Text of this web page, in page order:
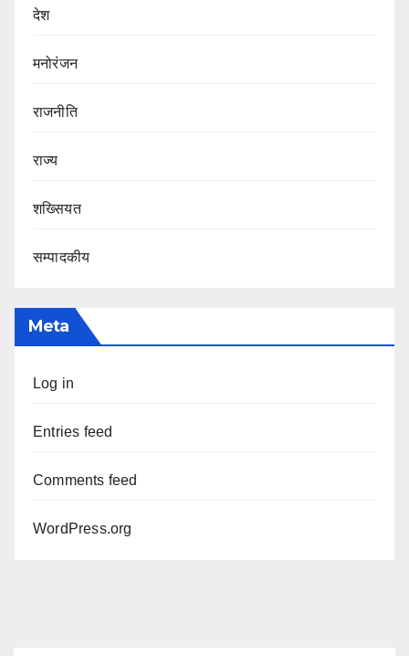
देश
मनोरंजन
राजनीति
राज्य
शख्सियत
सम्पादकीय
Meta
Log in
Entries feed
Comments feed
WordPress.org